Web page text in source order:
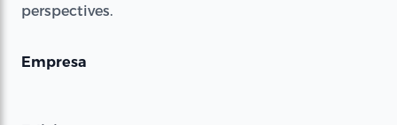
perspectives.
Empresa